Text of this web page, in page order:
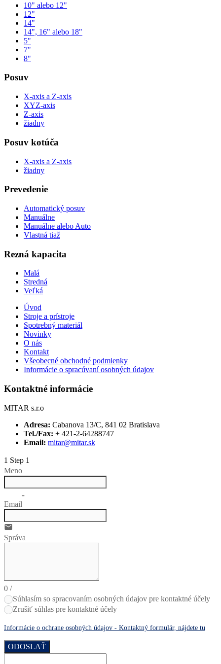
10" alebo 12"
12"
14"
14", 16" alebo 18"
5"
7"
8"
Posuv
X-axis a Z-axis
XYZ-axis
Z-axis
žiadny
Posuv kotúča
X-axis a Z-axis
žiadny
Prevedenie
Automatický posuv
Manuálne
Manuálne alebo Auto
Vlastná tiaž
Rezná kapacita
Malá
Stredná
Veľká
Úvod
Stroje a prístroje
Spotrebný materiál
Novinky
O nás
Kontakt
Všeobecné obchodné podmienky
Informácie o spracúvaní osobných údajov
Kontaktné informácie
MITAR s.r.o
Adresa: Cabanova 13/C, 841 02 Bratislava
Tel./Fax: + 421-2-64288747
Email: mitar@mitar.sk
1 Step 1
Meno
no-icon
Email
email
Správa
0 /
Súhlasím so spracovaním osobných údajov pre kontaktné účely
Zrušiť súhlas pre kontaktné účely
Informácie o ochrane osobných údajov - Kontaktný formulár, nájdete tu
ODOSLAŤ